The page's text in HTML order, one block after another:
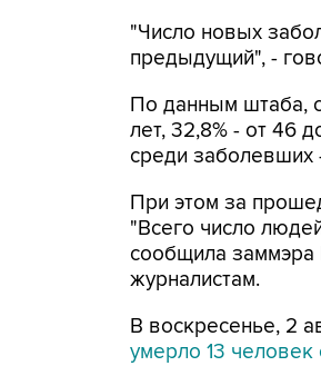
"Число новых
предыдущий", -
По данным штаба,
лет, 32,8% - от 46
среди заболевших
При этом за
"Всего число
сообщила заммэра
журналистам.
В воскресенье, 2
умерло 13 человек